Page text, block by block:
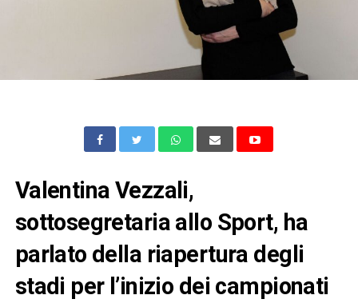
Valentina Vezzali,
sottosegretaria allo Sport, ha
parlato della riapertura degli
stadi per l’inizio dei campionati